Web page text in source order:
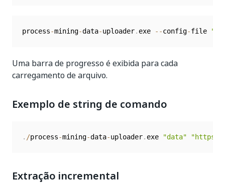
process-mining-data-uploader. exe --config-file
Uma barra de progresso é exibida para cada
carregamento de arquivo.
Exemplo de string de comando
. /process-mining-data-uploader. exe "data" "https://
Extração incremental